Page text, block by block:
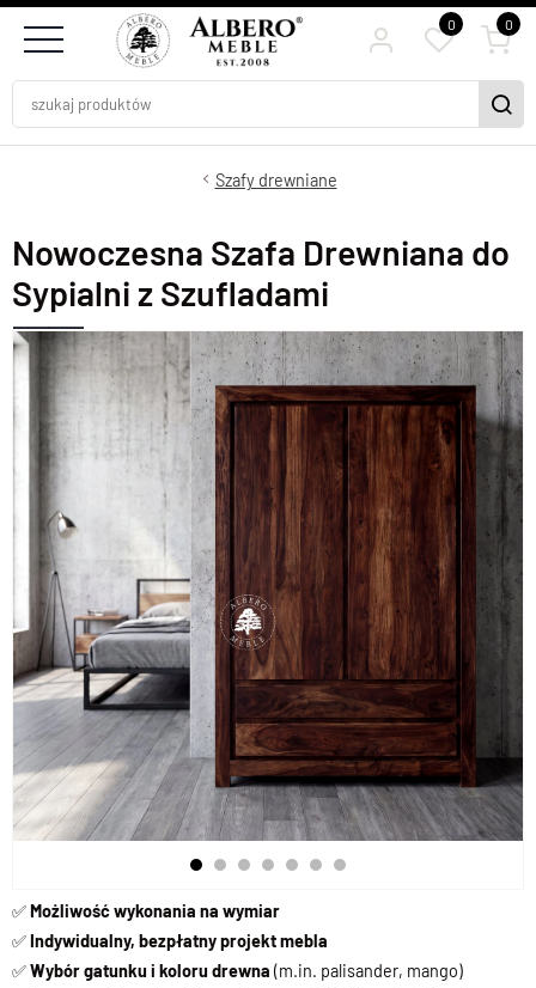
0 0
Szafy drewniane
Nowoczesna Szafa Drewniana do
Sypialni z Szufladami
✅Możliwość wykonania na wymiar
✅Indywidualny, bezpłatny projekt mebla
✅Wybór gatunku i koloru drewna (m.in. palisander, mango)